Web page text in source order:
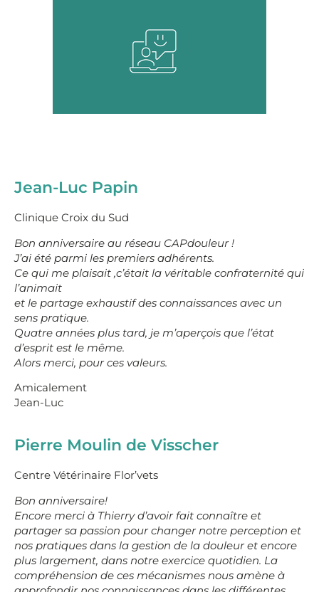
Jean-Luc Papin
Clinique Croix du Sud
Bon anniversaire au réseau CAPdouleur !
J’ai été parmi les premiers adhérents.
Ce qui me plaisait ,c’était la véritable confraternité qui
l’animait
et le partage exhaustif des connaissances avec un
sens pratique.
Quatre années plus tard, je m’aperçois que l’état
d’esprit est le même.
Alors merci, pour ces valeurs.
Amicalement
Jean-Luc
Pierre Moulin de Visscher
Centre Vétérinaire Flor’vets
Bon anniversaire!
Encore merci à Thierry d’avoir fait connaître et
partager sa passion pour changer notre perception et
nos pratiques dans la gestion de la douleur et encore
plus largement, dans notre exercice quotidien. La
compréhension de ces mécanismes nous amène à